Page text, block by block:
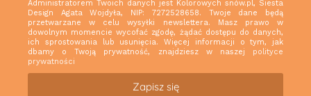
Administratorem Twoich danych jest Kolorowych snów.pl, Siesta
Design Agata Wojdyła, NIP: 7272528658. Twoje dane będą
przetwarzane w celu wysyłki newslettera. Masz prawo w
dowolnym momencie wycofać zgodę, żądać dostępu do danych,
ich sprostowania lub usunięcia. Więcej informacji o tym, jak
dbamy o Twoją prywatność, znajdziesz w naszej polityce
prywatności
Zapisz się